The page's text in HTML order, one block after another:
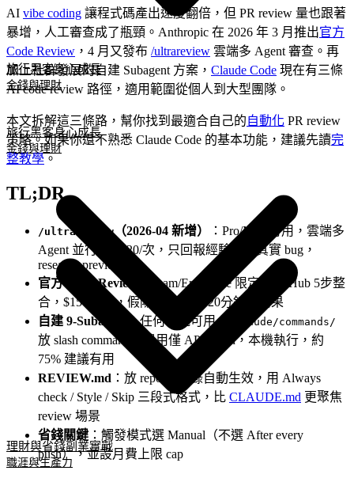
旅行黑客身心成長
金錢與理財
理財與省錢副業實戰
職涯與生產力
旅行黑客身心成長
金錢與理財
AI vibe coding 讓程式碼產出速度翻倍，但 PR review 量也跟著
暴增，人工審查成了瓶頸。Anthropic 在 2026 年 3 月推出官方
Code Review ，4 月又發布 /ultrareview 雲端多 Agent 審查。再
加上社群發展的自建 Subagent 方案， Claude Code 現在有三條
AI code review 路徑，適用範圍從個人到大型團隊。
本文拆解這三條路，幫你找到最適合自己的自動化 PR review
策略。如果你還不熟悉 Claude Code 的基本功能，建議先讀完
整教學 。
TL;DR
/ultrareview（2026-04 新增）
：Pro/Max 可用，雲端多
Agent 並行，$5-20/次，只回報經驗證的真實 bug，
research preview
官方 Code Review
：Team/Enterprise 限定，GitHub 5步整
合，$15-25/次，假陽性 < 1%，20分鐘出結果
自建 9-Subagent
：任何帳號可用， .claude/commands/
放 slash command，費用僅 API token，本機執行，約
75% 建議有用
REVIEW.md ：放 repo 根目錄自動生效，用 Always
check / Style / Skip 三段式格式，比 CLAUDE.md 更聚焦
review 場景
省錢關鍵 ：觸發模式選 Manual（不選 After every
push），並設月費上限 cap